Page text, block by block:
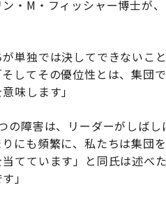
・M・フィッシャー博士が
単独では決してできないこ
してその優位性とは、集団
味します」
の障害は、リーダーがしば
にも頻繁に、私たちは集団
てています」と同氏は述べ
」